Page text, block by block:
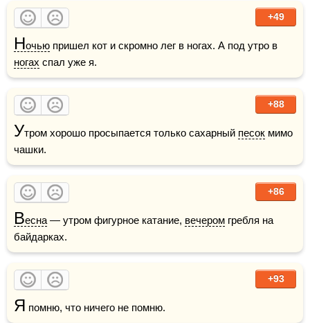
+49
Ночью
ногах спал уже я.
+88
Утром хорошо просыпается только сахарный песок мимо
чашки.
+86
Весна — утром фигурное катание, вечером гребля на
байдарках.
+93
Я